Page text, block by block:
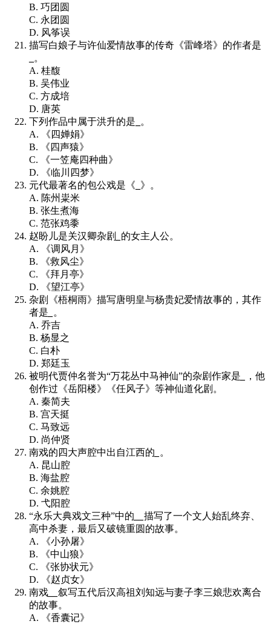
B. 巧团圆
C. 永团圆
D. 风筝误
描写白娘子与许仙爱情故事的传奇《雷峰塔》的作者是
。
A. 桂馥
B. 吴伟业
C. 方成培
D. 唐英
下列作品中属于洪升的是
。
A. 《四婵娟》
B. 《四声猿》
C. 《一笠庵四种曲》
D. 《临川四梦》
元代最著名的包公戏是《 》。
A. 陈州粜米
B. 张生煮海
C. 范张鸡黍
赵盼儿是关汉卿杂剧
的女主人公。
A. 《调风月》
B. 《救风尘》
C. 《拜月亭》
D. 《望江亭》
杂剧《梧桐雨》描写唐明皇与杨贵妃爱情故事的，其作
者是
。
A. 乔吉
B. 杨显之
C. 白朴
D. 郑廷玉
被明代贾仲名誉为“万花丛中马神仙”的杂剧作家是
，他
创作过《岳阳楼》《任风子》等神仙道化剧。
A. 秦简夫
B. 宫天挺
C. 马致远
D. 尚仲贤
南戏的四大声腔中出自江西的
。
A. 昆山腔
B. 海盐腔
C. 余姚腔
D. 弋阳腔
“永乐大典戏文三种”中的
描写了一个文人始乱终弃、
高中杀妻，最后又破镜重圆的故事。
A. 《小孙屠》
B. 《中山狼》
C. 《张协状元》
D. 《赵贞女》
南戏
叙写五代后汉高祖刘知远与妻子李三娘悲欢离合
的故事。
A. 《香囊记》